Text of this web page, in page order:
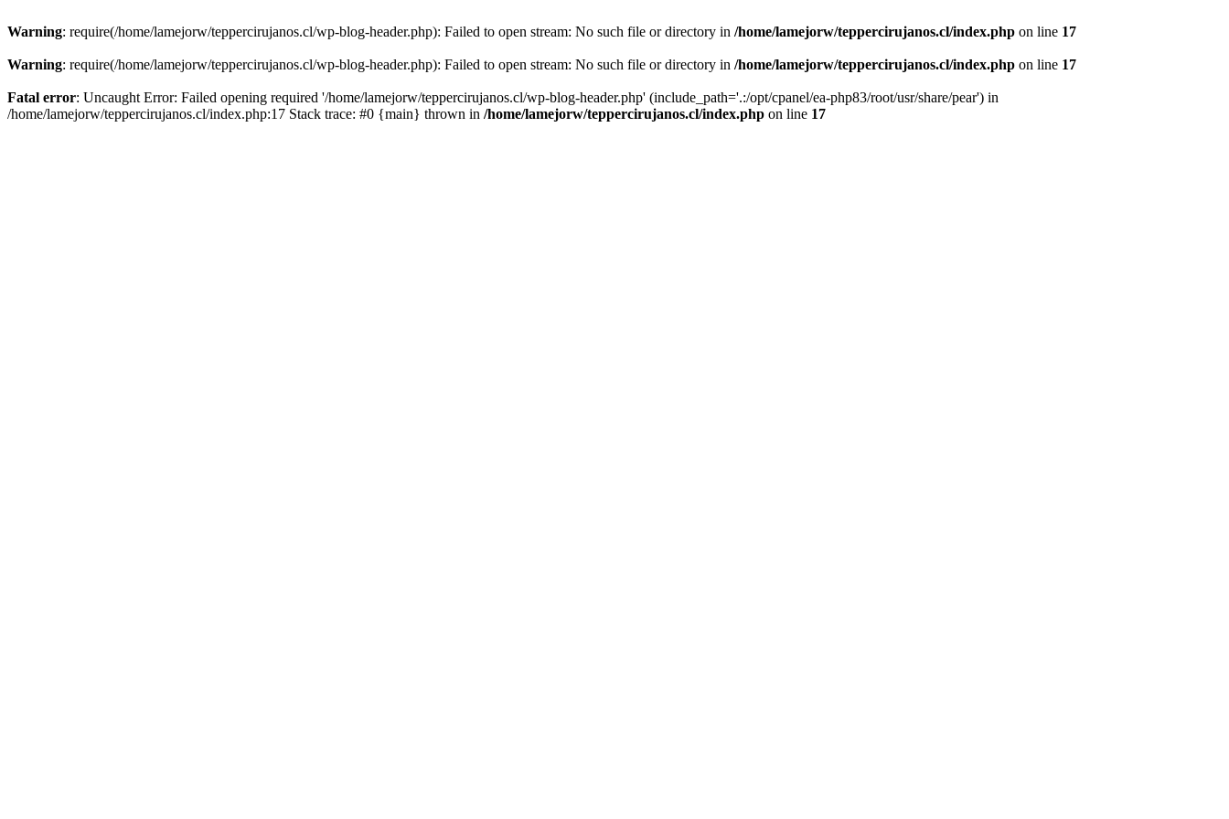
Warning: require(/home/lamejorw/teppercirujanos.cl/wp-blog-header.php): Failed to open stream: No such file or directory in /home/lamejorw/teppercirujanos.cl/index.php on line 17
Warning: require(/home/lamejorw/teppercirujanos.cl/wp-blog-header.php): Failed to open stream: No such file or directory in /home/lamejorw/teppercirujanos.cl/index.php on line 17
Fatal error: Uncaught Error: Failed opening required '/home/lamejorw/teppercirujanos.cl/wp-blog-header.php' (include_path='.:/opt/cpanel/ea-php83/root/usr/share/pear') in
/home/lamejorw/teppercirujanos.cl/index.php:17 Stack trace: #0 {main} thrown in /home/lamejorw/teppercirujanos.cl/index.php on line 17